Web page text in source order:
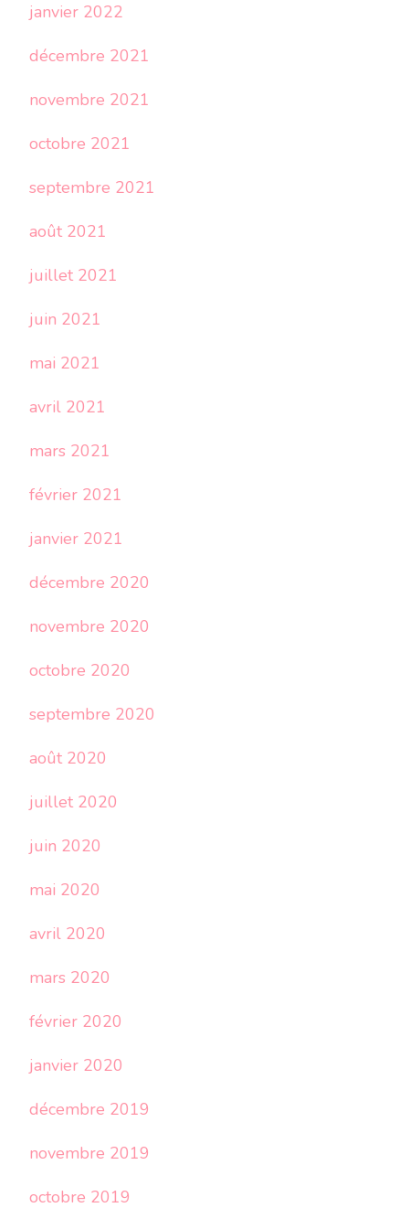
janvier 2022
décembre 2021
novembre 2021
octobre 2021
septembre 2021
août 2021
juillet 2021
juin 2021
mai 2021
avril 2021
mars 2021
février 2021
janvier 2021
décembre 2020
novembre 2020
octobre 2020
septembre 2020
août 2020
juillet 2020
juin 2020
mai 2020
avril 2020
mars 2020
février 2020
janvier 2020
décembre 2019
novembre 2019
octobre 2019